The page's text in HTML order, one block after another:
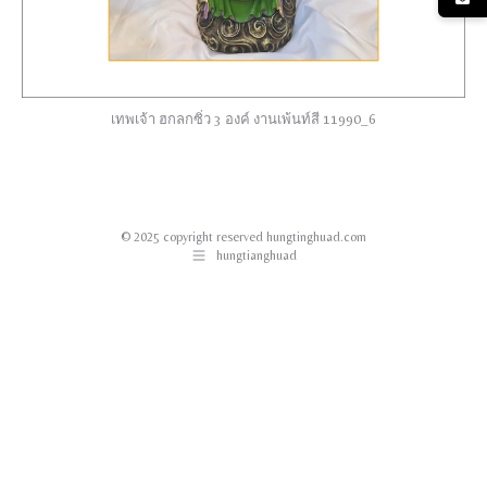
เทพเจ้า ฮกลกซิ่ว 3 องค์ งานเพ้นท์สี 11990_6
© 2025 copyright reserved hungtinghuad.com
hungtianghuad